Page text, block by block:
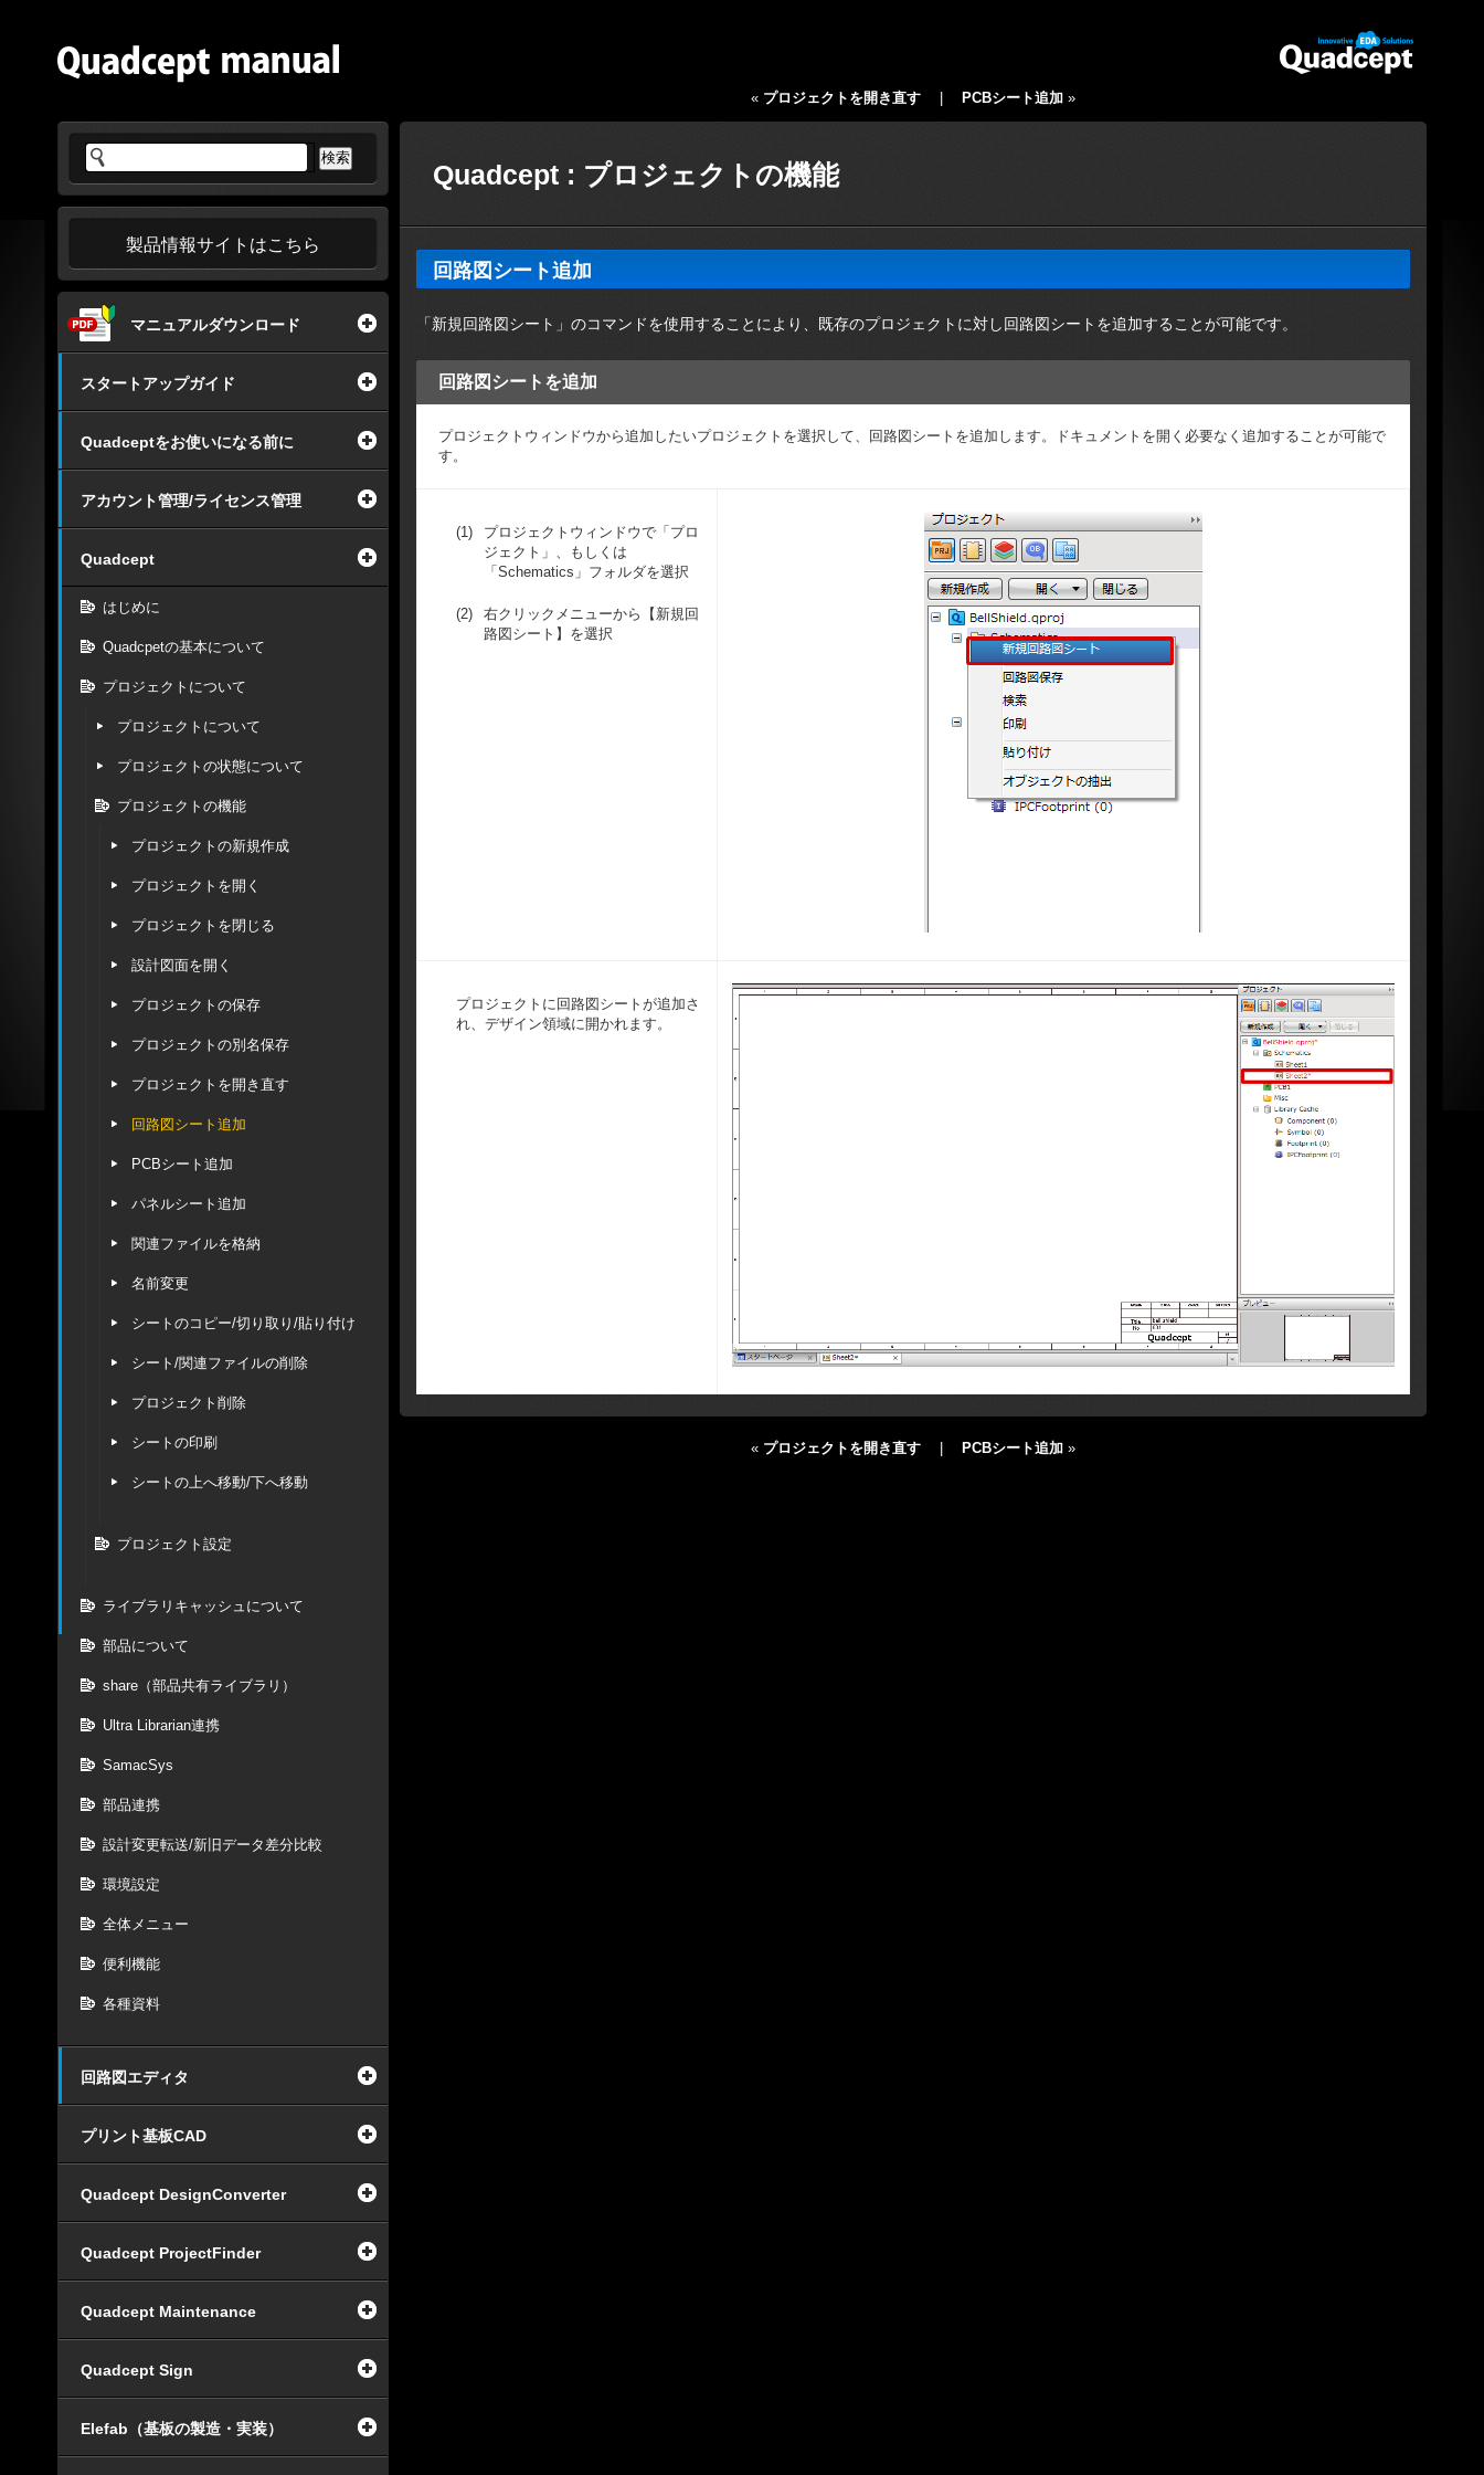
製品情報サイトはこちら
マニュアルダウンロード
スタートアップガイド
Quadceptをお使いになる前に
アカウント管理/ライセンス管理
Quadcept
はじめに
Quadcpetの基本について
プロジェクトについて
プロジェクトについて
プロジェクトの状態について
プロジェクトの機能
プロジェクトの新規作成
プロジェクトを開く
プロジェクトを閉じる
設計図面を開く
プロジェクトの保存
プロジェクトの別名保存
プロジェクトを開き直す
回路図シート追加
PCBシート追加
パネルシート追加
関連ファイルを格納
名前変更
シートのコピー/切り取り/貼り付け
シート/関連ファイルの削除
プロジェクト削除
シートの印刷
シートの上へ移動/下へ移動
プロジェクト設定
ライブラリキャッシュについて
部品について
share（部品共有ライブラリ）
Ultra Librarian連携
SamacSys
部品連携
設計変更転送/新旧データ差分比較
環境設定
全体メニュー
便利機能
各種資料
回路図エディタ
プリント基板CAD
Quadcept DesignConverter
Quadcept ProjectFinder
Quadcept Maintenance
Quadcept Sign
Elefab（基板の製造・実装）
« プロジェクトを開き直す PCBシート追加 »
Quadcept : プロジェクトの機能
回路図シート追加
「新規回路図シート」のコマンドを使用することにより、既存のプロジェクトに対し回路図シートを追加することが可能です。
回路図シートを追加
プロジェクトウィンドウから追加したいプロジェクトを選択して、回路図シートを追加します。ドキュメントを開く必要なく追加することが可能で
す。
(1)
プロジェクトウィンドウで「プロ
ジェクト」、もしくは
「Schematics」フォルダを選択
(2)
右クリックメニューから【新規回
路図シート】を選択
プロジェクトに回路図シートが追加さ
れ、デザイン領域に開かれます。
« プロジェクトを開き直す PCBシート追加 »